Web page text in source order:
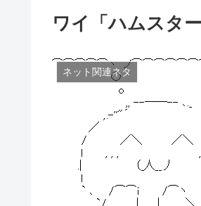
ワイ「ハムスタ
ネット関連ネタ